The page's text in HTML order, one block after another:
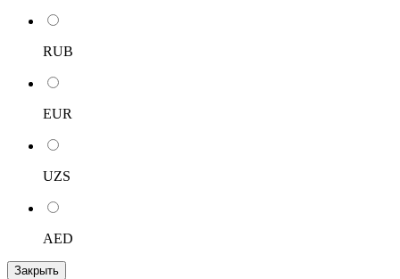
RUB
EUR
UZS
AED
Закрыть